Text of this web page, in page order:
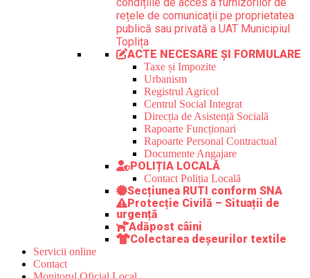
rețele de comunicații pe proprietatea
publică sau privată a UAT Municipiul
Toplița
ACTE NECESARE ȘI FORMULARE
Taxe și Impozite
Urbanism
Registrul Agricol
Centrul Social Integrat
Direcția de Asistență Socială
Rapoarte Funcționari
Rapoarte Personal Contractual
Documente Angajare
POLIȚIA LOCALĂ
Contact Poliția Locală
Secțiunea RUTI conform SNA
Protecție Civilă – Situații de
urgență
Adăpost câini
Colectarea deșeurilor textile
Servicii online
Contact